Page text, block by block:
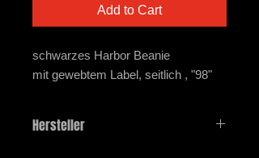
Add to Cart
schwarzes Harbor Beanie
mit gewebtem Label, seitlich , "98"
Hersteller